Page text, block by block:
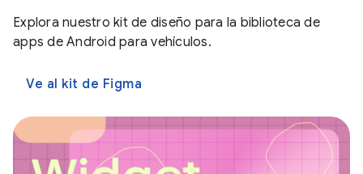
Explora nuestro kit de diseño para la biblioteca de
apps de Android para vehículos.
Ve al kit de Figma